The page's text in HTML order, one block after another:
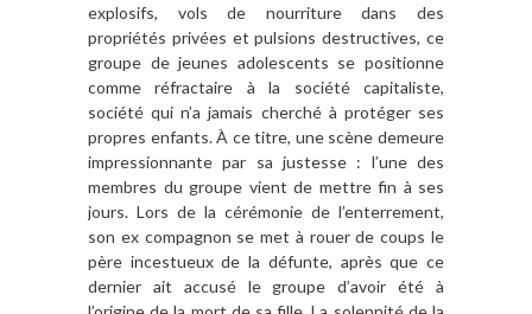
explosifs, vols de nourriture dans des
propriétés privées et pulsions destructives, ce
groupe de jeunes adolescents se positionne
comme réfractaire à la société capitaliste,
société qui n’a jamais cherché à protéger ses
propres enfants. À ce titre, une scène demeure
impressionnante par sa justesse : l’une des
membres du groupe vient de mettre fin à ses
jours. Lors de la cérémonie de l’enterrement,
son ex compagnon se met à rouer de coups le
père incestueux de la défunte, après que ce
dernier ait accusé le groupe d’avoir été à